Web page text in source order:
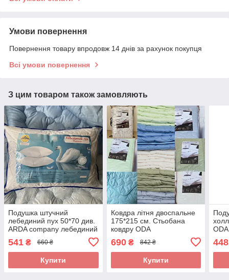
Умови повернення
Повернення товару впродовж 14 днів за рахунок покупця
Всі умови повернення
З цим товаром також замовляють
Подушка штучний
лебединий пух 50*70 див.
ARDA company лебединий
пух. Чохол 100% бавовна
541 ₴ 660 ₴
Купити
Ковдра літня двоспальне
175*215 см. Стьобана
ковдру ODA
690₴ 842 ₴
Купити
448